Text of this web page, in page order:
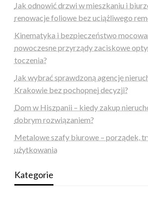
Jak odnowić drzwi w mieszkaniu i
renowacje foliowe bez uciążliwego
Kinematyka i bezpieczeństwo
nowoczesne przyrządy zaciskowe
toczenia?
Jak wybrać sprawdzoną agencję
Krakowie bez pochopnej decyzji?
Dom w Hiszpanii – kiedy zakup
dobrym rozwiązaniem?
Metalowe szafy biurowe – porządek,
użytkowania
Kategorie